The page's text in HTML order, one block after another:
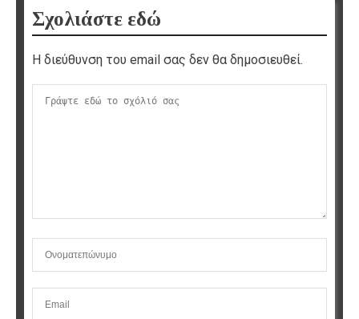
Σχολιάστε εδώ
Η διεύθυνση του email σας δεν θα δημοσιευθεί.